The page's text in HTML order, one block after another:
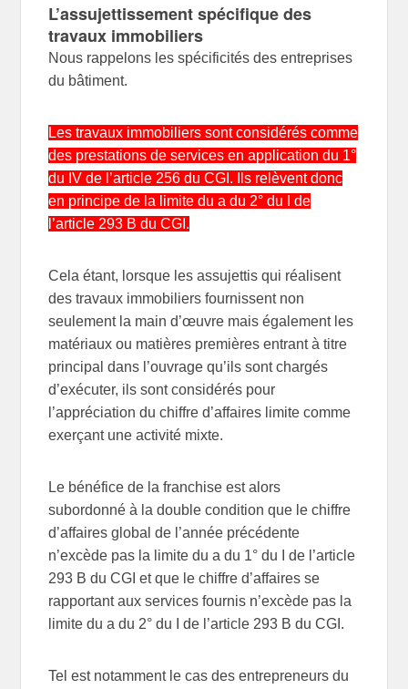
L’assujettissement spécifique des
travaux immobiliers
Nous rappelons les spécificités des entreprises
du bâtiment.
Les travaux immobiliers sont considérés comme
des prestations de services en application du 1°
du IV de l’article 256 du CGI. Ils relèvent donc
en principe de la limite du a du 2° du I de
l’article 293 B du CGI.
Cela étant, lorsque les assujettis qui réalisent
des travaux immobiliers fournissent non
seulement la main d’œuvre mais également les
matériaux ou matières premières entrant à titre
principal dans l’ouvrage qu’ils sont chargés
d’exécuter, ils sont considérés pour
l’appréciation du chiffre d’affaires limite comme
exerçant une activité mixte.
Le bénéfice de la franchise est alors
subordonné à la double condition que le chiffre
d’affaires global de l’année précédente
n’excède pas la limite du a du 1° du I de l’article
293 B du CGI et que le chiffre d’affaires se
rapportant aux services fournis n’excède pas la
limite du a du 2° du I de l’article 293 B du CGI.
Tel est notamment le cas des entrepreneurs du